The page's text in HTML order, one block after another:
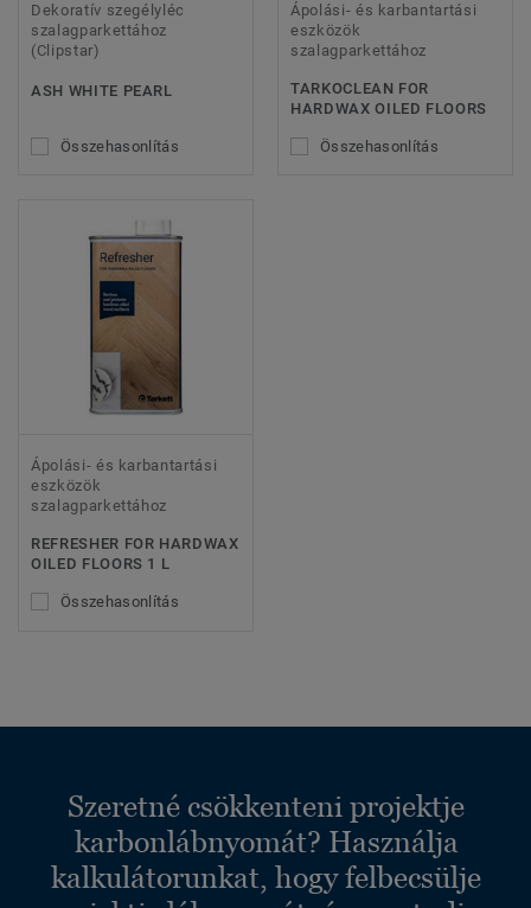
Dekoratív szegélyléc
szalagparkettához
(Clipstar)
ASH WHITE PEARL
Összehasonlítás
Ápolási- és karbantartási
eszközök
szalagparkettához
TARKOCLEAN FOR
HARDWAX OILED FLOORS
Összehasonlítás
Ápolási- és karbantartási
eszközök
szalagparkettához
REFRESHER FOR HARDWAX
OILED FLOORS 1 L
Összehasonlítás
Szeretné csökkenteni projektje
karbonlábnyomát? Használja
kalkulátorunkat, hogy felbecsülje